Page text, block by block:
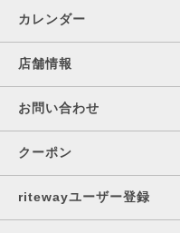
カレンダー
店舗情報
お問い合わせ
クーポン
ritewayユーザー登録